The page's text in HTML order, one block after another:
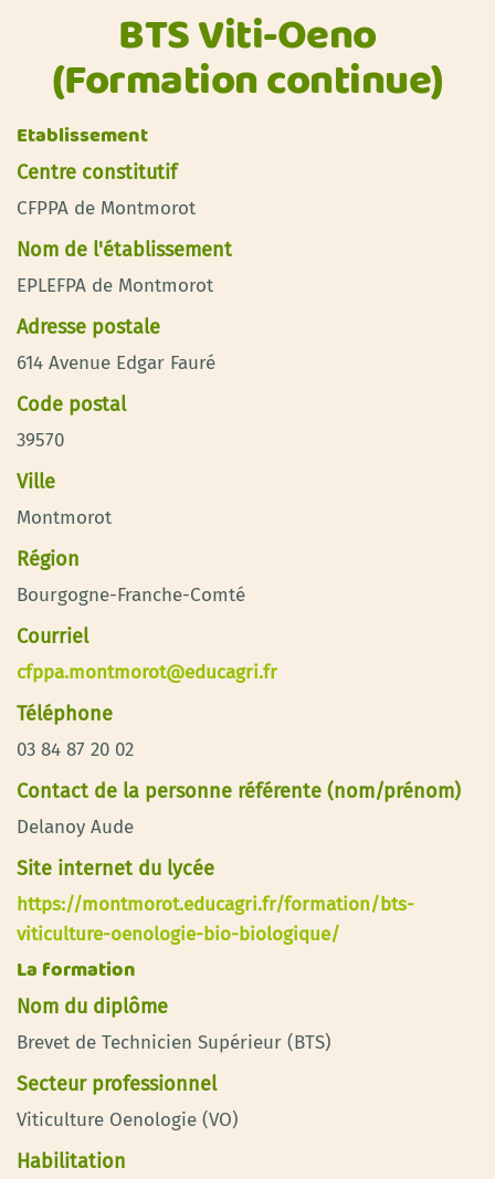
BTS Viti-Oeno
(Formation continue)
Etablissement
Centre constitutif
CFPPA de Montmorot
Nom de l'établissement
EPLEFPA de Montmorot
Adresse postale
614 Avenue Edgar Fauré
Code postal
39570
Ville
Montmorot
Région
Bourgogne-Franche-Comté
Courriel
cfppa.montmorot@educagri.fr
Téléphone
03 84 87 20 02
Contact de la personne référente (nom/prénom)
Delanoy Aude
Site internet du lycée
https://montmorot.educagri.fr/formation/bts-
viticulture-oenologie-bio-biologique/
La formation
Nom du diplôme
Brevet de Technicien Supérieur (BTS)
Secteur professionnel
Viticulture Oenologie (VO)
Habilitation